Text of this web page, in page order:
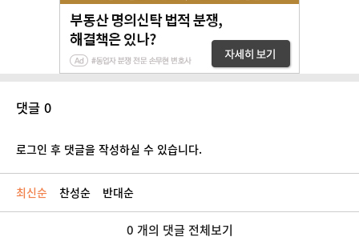
댓글 0
로그인 후 댓글을 작성하실 수 있습니다.
최신순 찬성순 반대순
0 개의 댓글 전체보기